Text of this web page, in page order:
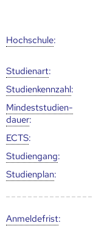
Hoch­schule:
Studienart:
Studien­kenn­zahl:
Mindest­studien­
dauer:
ECTS:
Studien­gang:
Studien­plan:
Anmelde­frist: